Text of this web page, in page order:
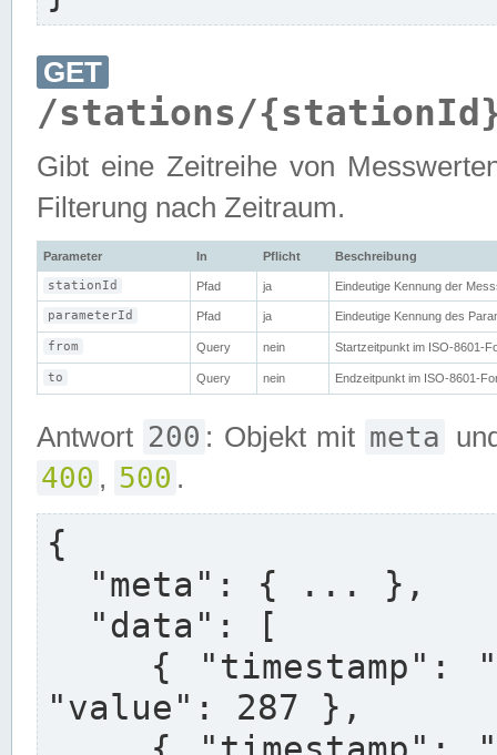
GET
/stations/
Gibt eine Zeitreihe von
Filterung nach Zeitraum.
Parameter In Pflicht Beschreibung
stationId Pfad ja Eindeutige Kennung der
parameterId Pfad ja Eindeutige Kennung des
from Query nein Startzeitpunkt im ISO-8601-
to Query nein Endzeitpunkt im ISO-8601-
Antwort 200 : Objekt mit meta
400 , 500 .
{
"value": 287 },